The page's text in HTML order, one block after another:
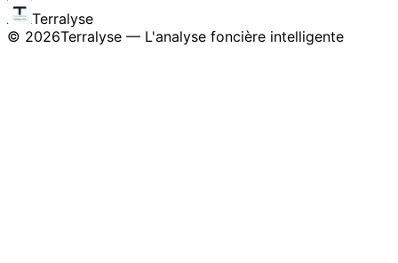
Terralyse
© 2026Terralyse — L'analyse foncière intelligente